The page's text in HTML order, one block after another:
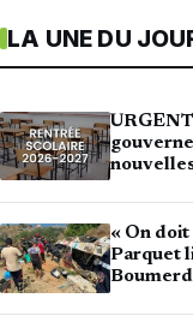
LA UNE DU
« On
Parquet